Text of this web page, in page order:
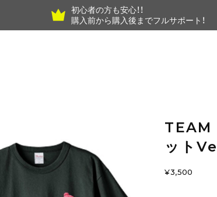
初心者の方も安心！！
購入前から購入後までフルサポート！
ット
¥3,500